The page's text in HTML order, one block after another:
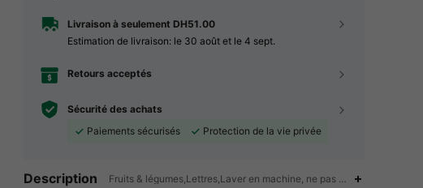
Livraison à seulement DH51.00
Estimation de livraison: le 30 août et le 4 sept.
Retours acceptés
Sécurité des achats
Paiements sécurisés
Protection de la vie privée
Description Fruits & légumes,Lettres,Laver en machine, ne pas nettoyer à sec,